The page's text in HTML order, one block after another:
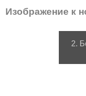
Изображение к
2.